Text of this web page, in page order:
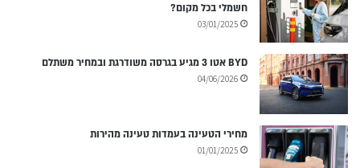
חשמלי בכל מקום?
03/01/2025
BYD אטו 3 מגיע בגרסה משודרגת ובמחיר משתלם
04/06/2026
מחירי הטעינה בעמדות טעינה מהירות
01/01/2025